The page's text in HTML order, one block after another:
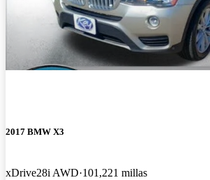
2017 BMW X3
xDrive28i AWD 101,221 millas